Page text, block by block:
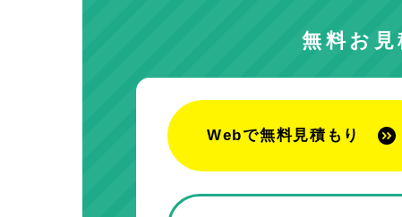
無料お
Webで無料見積もり